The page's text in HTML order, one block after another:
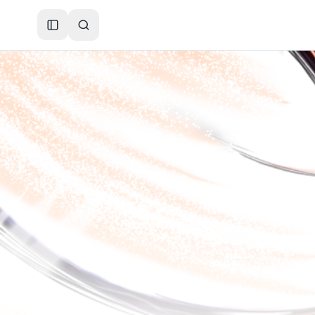
Toggle Sidebar